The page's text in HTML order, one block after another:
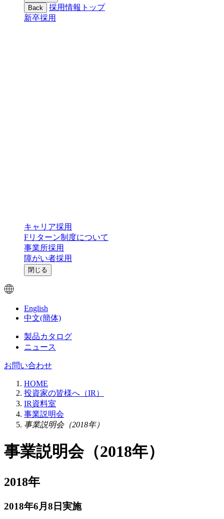
Back
採用情報トップ
新卒採用
キャリア採用
Fリターン制度について
事業所採用
障がい者採用
閉じる
English
中文(簡体)
製品カタログ
ニュース
お問い合わせ
HOME
投資家の皆様へ（IR）
IR資料室
事業説明会
事業説明会（2018年）
事業説明会（2018年）
2018年
2018年6月8日実施